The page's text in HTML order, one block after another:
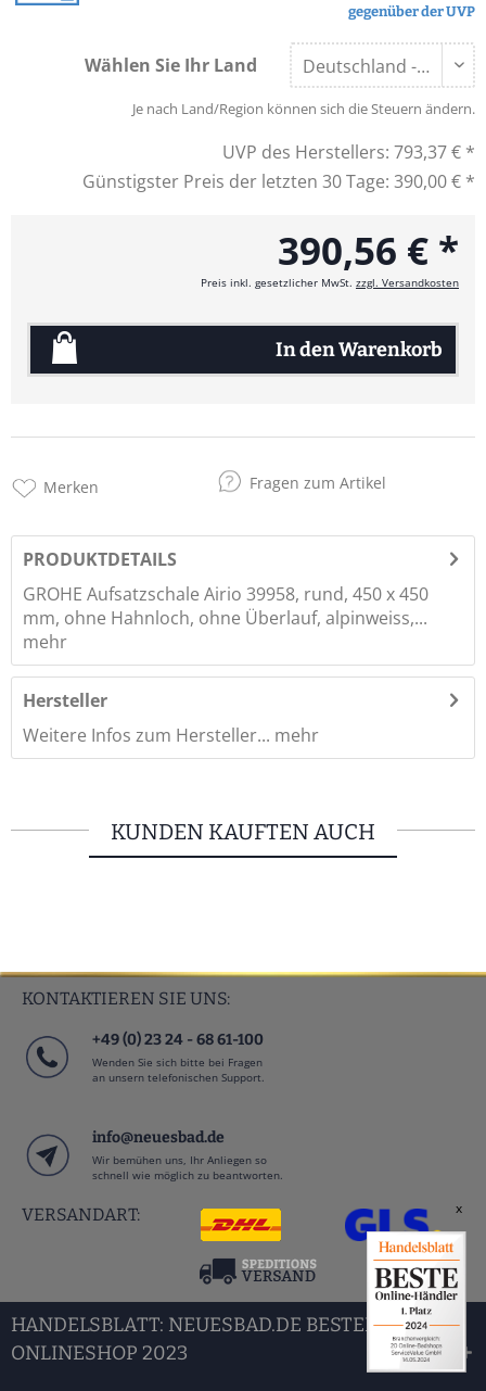
gegenüber der UVP
Wählen Sie Ihr Land
Je nach Land/Region können sich die Steuern ändern.
UVP des Herstellers: 793,37 € *
Günstigster Preis der letzten 30 Tage: 390,00 € *
390,56 € *
Preis inkl. gesetzlicher MwSt. zzgl. Versandkosten
In denWarenkorb
Merken Fragen zum Artikel
PRODUKTDETAILS
GROHE Aufsatzschale Airio 39958, rund, 450 x 450
mm, ohne Hahnloch, ohne Überlauf, alpinweiss,...
mehr
Hersteller
Weitere Infos zum Hersteller... mehr
KUNDEN KAUFTEN AUCH
KONTAKTIEREN SIE UNS:
+49 (0) 23 24 - 68 61-100
Wenden Sie sich bitte bei Fragen
an unsern telefonischen Support.
info@neuesbad.de
Wir bemühen uns, Ihr Anliegen so
schnell wie möglich zu beantworten.
VERSANDART:
HANDELSBLATT: NEUESBAD.DE BESTER BAD
ONLINESHOP 2023
x